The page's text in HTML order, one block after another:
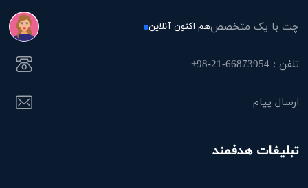
چت با یک متخصصهم اکنون آنلاین
تلفن : 66873954-21-98+
ارسال پیام
تبلیغات هدفمند